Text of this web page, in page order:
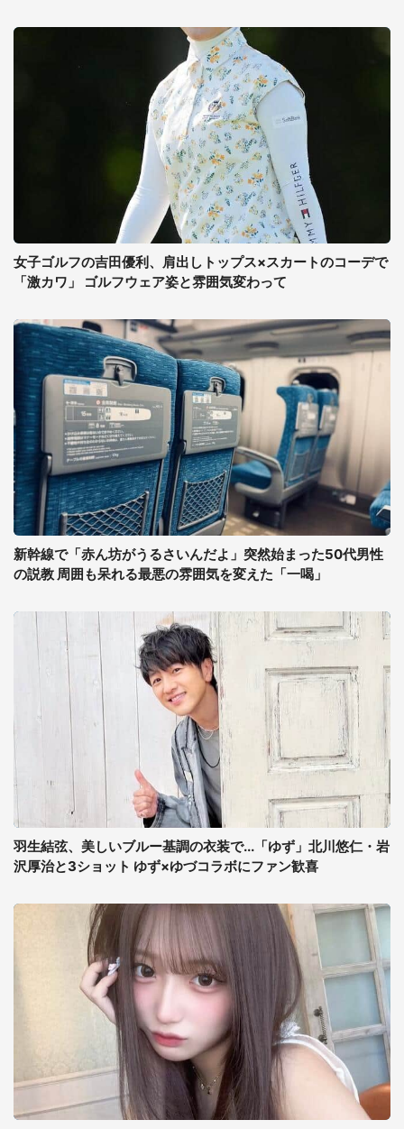
女子ゴルフの吉田優利、肩出しトップス×スカートのコーデで
「激カワ」 ゴルフウェア姿と雰囲気変わって
新幹線で「赤ん坊がうるさいんだよ」突然始まった50代男性
の説教 周囲も呆れる最悪の雰囲気を変えた「一喝」
羽生結弦、美しいブルー基調の衣装で...「ゆず」北川悠仁・岩
沢厚治と3ショット ゆず×ゆづコラボにファン歓喜